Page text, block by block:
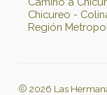
Chicureo -
Región
2026 Las